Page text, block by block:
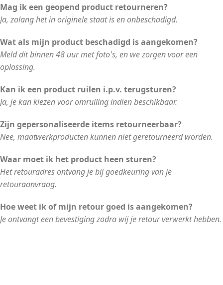
Mag ik een geopend product retourneren?
Ja, zolang het in originele staat is en onbeschadigd.
Wat als mijn product beschadigd is aangekomen?
Meld dit binnen 48 uur met foto's, en we zorgen voor een
oplossing.
Kan ik een product ruilen i.p.v. terugsturen?
Ja, je kan kiezen voor omruiling indien beschikbaar.
Zijn gepersonaliseerde items retourneerbaar?
Nee, maatwerkproducten kunnen niet geretourneerd worden.
Waar moet ik het product heen sturen?
Het retouradres ontvang je bij goedkeuring van je
retouraanvraag.
Hoe weet ik of mijn retour goed is aangekomen?
Je ontvangt een bevestiging zodra wij je retour verwerkt hebben.